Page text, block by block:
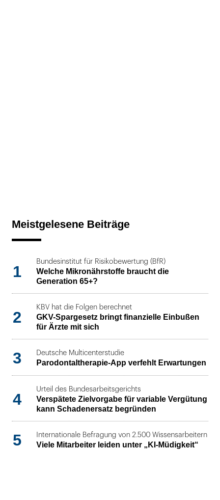
Meistgelesene Beiträge
1
Bundesinstitut für Risikobewertung (BfR)
Welche Mikronährstoffe braucht die
Generation 65+?
2
KBV hat die Folgen berechnet
GKV-Spargesetz bringt finanzielle Einbußen
für Ärzte mit sich
3 Deutsche Multicenterstudie
Parodontaltherapie-App verfehlt Erwartungen
4
Urteil des Bundesarbeitsgerichts
Verspätete Zielvorgabe für variable Vergütung
kann Schadenersatz begründen
5 Internationale Befragung von 2.500 Wissensarbeitern
Viele Mitarbeiter leiden unter „KI-Müdigkeit“